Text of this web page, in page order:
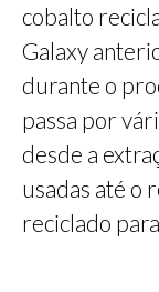
cobalto
Galaxy
durante o
passa por
desde a
usadas até o
reciclado